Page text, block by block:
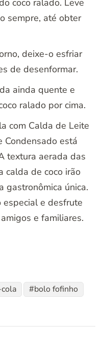
sempre, até obter
deixe-o esfriar
de desenformar.
ainda quente e
ralado por cima.
com Calda de Leite
Condensado está
textura aerada das
calda de coco irão
gastronômica única.
especial e desfrute
e familiares.
bolo fofinho